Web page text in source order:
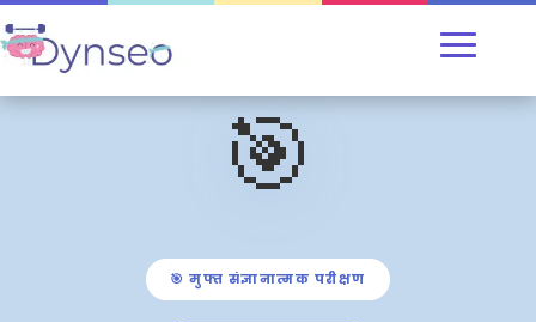
🎯 मुफ्त संज्ञानात्मक परीक्षण
🎯